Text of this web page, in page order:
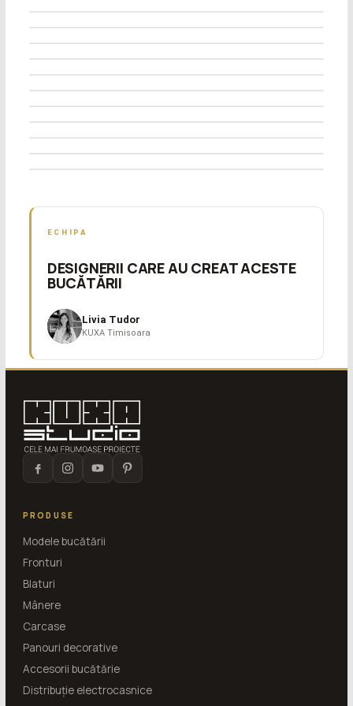
DOUA LINII €?preț
L €?preț
U €?preț
Timișoara
DOUA LINII €?preț
Marghita
U €?preț
Arad
L €?preț
Arad
G €?preț
Sag, Timiș
LINIE €?preț
Moșnița Nouă
L €?preț
Dumbrăvița, Timiș
U €?preț
Timișoara
L €?preț
Timișoara
Dumbrăvița, Timiș
ECHIPA
DESIGNERII CARE AU CREAT ACESTE
BUCĂTĂRII
Livia Tudor
KUXA Timisoara
PRODUSE
Modele bucătării
Fronturi
Blaturi
Mânere
Carcase
Panouri decorative
Accesorii bucătărie
Distribuție electrocasnice